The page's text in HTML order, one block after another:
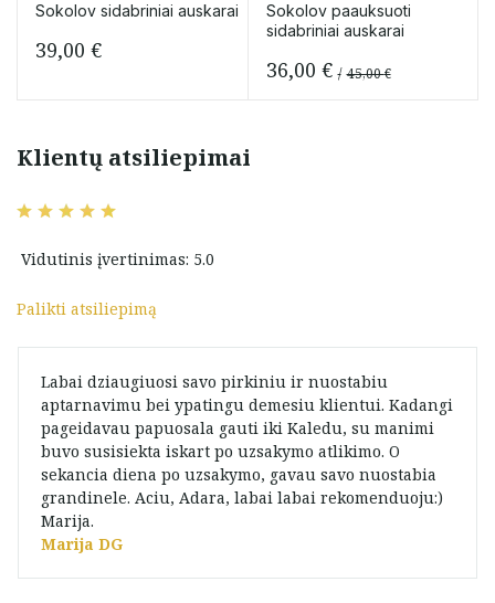
Sokolov sidabriniai auskarai
39,00 €
Sokolov paauksuoti
sidabriniai auskarai
45,00€
36,00 €
Klientų atsiliepimai
Vidutinis įvertinimas: 5.0
Palikti atsiliepimą
Labai dziaugiuosi savo pirkiniu ir nuostabiu
aptarnavimu bei ypatingu demesiu klientui. Kadangi
pageidavau papuosala gauti iki Kaledu, su manimi
buvo susisiekta iskart po uzsakymo atlikimo. O
sekancia diena po uzsakymo, gavau savo nuostabia
grandinele. Aciu, Adara, labai labai rekomenduoju:)
Marija.
Marija DG